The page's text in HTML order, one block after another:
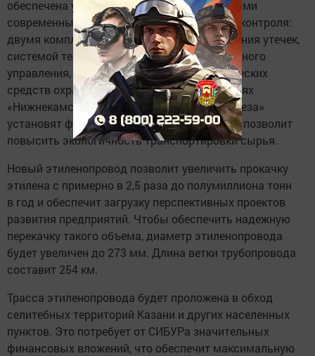
обеспечена умной инфраструктурой и самыми
современными системами безопасности и контроля:
двумя комплексными системами обнаружения утечек,
системой телемеханики и автоматизированного
управления, комплексом инженерно-технических
средств охраны. На компрессорных станциях
«Нижнекамскнефтехима» и «Казаньоргсинтеза»
установят факела бездымного горения, это позволит
повысить экологичность транспортировки сырья.
Новый этиленопровод позволит увеличить прокачку
этилена с примерно в 2,5 раза до полумиллиона тонн
в год и обеспечит загрузку перспективных проектов
развития предприятий. Чтобы обеспечить надежную
перекачку такого объема, диаметр этиленопровода
будет увеличен до 273 мм. Длина ветки трубопровода
составит 254 км.
Трасса этиленопровода будет проложена в обход
селитебных территорий Казани и других населенных
пунктов. Это потребует от СИБУРа значительных
финансовых вложений, что обеспечит максимальную